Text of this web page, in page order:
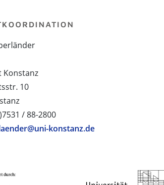
Konstanz
10
/ 88-2800
konstanz.de